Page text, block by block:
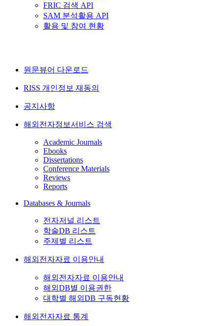
FRIC 검색 API
SAM 분석활용 API
활용 및 참여 현황
원문뷰어 다운로드
RISS 개인정보 재동의
공지사항
해외전자정보서비스 검색
Academic Journals
Ebooks
Dissertations
Conference Materials
Reviews
Reports
Databases & Journals
전자저널 리스트
학술DB 리스트
주제별 리스트
해외전자자료 이용안내
해외전자자료 이용안내
해외DB별 이용권한
대학별 해외DB 구독현황
해외전자자료 통계